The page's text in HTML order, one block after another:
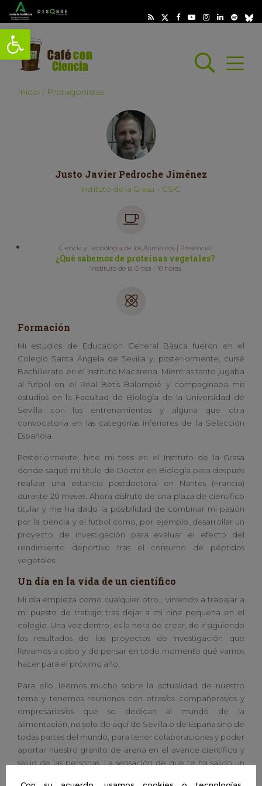
Abrir barra de herramientas
Abrir
Inicio Protagonistas
Justo Javier Pedroche Jiménez
Instituto de la Grasa – CSIC
Ciencia y Tecnología de los Alimentos | Presencial
¿Qué sabemos de proteínas vegetales?
Instituto de la Grasa | 10 horas
Formación
Mi estudios de Educación General Básica fueron en el
Colegio Santa Ángela de Sevilla y, posteriormente, cursé
Bachillerato en el Instituto Macarena. Mientras tanto jugaba
al futbol en el Real Betis Balompié y compaginaba mis
estudios en la Facultad de Biología de la Universidad de
Sevilla con los entrenamientos y alguna que otra
convocatoria en las categorías inferiores de la Selección
Española.
Posteriormente, hice mi tesis en el Instituto de la Grasa
donde saqué mi título de Doctor en Biología para después
realizar una estancia postdoctoral en Nantes (Francia)
durante 20 meses. Ahora disfruto de una plaza de científico
titular y me ha dado la posibilidad de combinar mi pasión
por la ciencia y el futbol como, por ejemplo, desarrollar un
proyecto de investigación para evaluar el efecto del
rendimiento deportivo tras el consumo de péptidos
vegetales.
Un día en la vida de un científico
Mi día empieza como cualquier otro… viniendo a trabajar a
mi puesto de trabajo tras dejar a mi niña pequeña en el
colegio. Una vez dentro, es la hora de crear, de ir siguiendo
los resultados de los proyectos de investigación que
llevamos a cabo y de pensar en todo momento qué vamos
hacer para el próximo año.
Para ello, leemos mucho sobre la actualidad de nuestro
tema y tenemos reuniones con otras/os compañeras/os y
empresarias/os que se dedican al mundo de la
alimentación, no solo de aquí de Sevilla o de España sino de
todas partes del mundo, para tener colaboraciones y poder
aportar nuestro granito de arena en el avance científico y
salud de las personas. La sensación de que te ha salido un